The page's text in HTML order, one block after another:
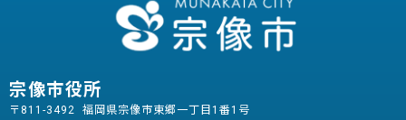
宗像市役所
〒811-3492 福岡県宗像市東郷一丁目1番1号